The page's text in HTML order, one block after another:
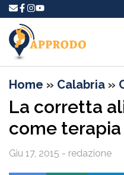
Home » Calabria »
La corretta
come terapia
Giu 17, 2015 - redazione